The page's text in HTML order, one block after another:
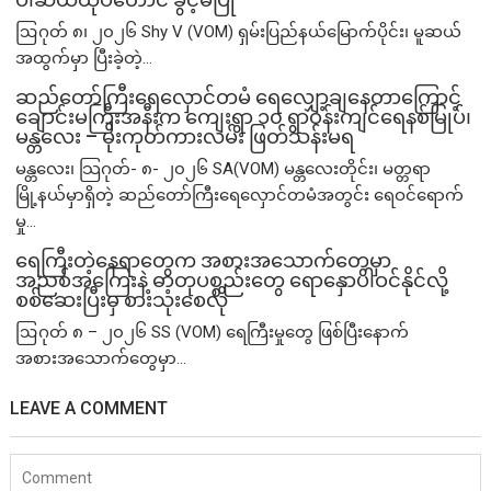
ဩဂုတ် ၈၊ ၂၀၂၆ Shy V (VOM) ရှမ်းပြည်နယ်မြောက်ပိုင်း၊ မူဆယ်
အထွက်မှာ ပြီးခဲ့တဲ့...
ဆည်တော်ကြီးရေလှောင်တမံ ရေလျှော့ချနေတာကြောင့်
ချောင်းမကြီးအနီးက ကျေးရွာ ၁၀ ရွာဝန်းကျင်ရေနစ်မြုပ်၊
မန္တလေး – မိုးကုတ်ကားလမ်း ဖြတ်သန်းမရ
မန္တလေး၊ သြဂုတ်- ၈- ၂၀၂၆ SA(VOM) မန္တလေးတိုင်း၊ မတ္တရာ
မြို့နယ်မှာရှိတဲ့ ဆည်တော်ကြီးရေလှောင်တမံအတွင်း ရေဝင်ရောက်
မှု...
ရေကြီးတဲ့​နေရာ​တွေက အစားအသောက်တွေမှာ
အညစ်အကြေးနဲ့ ဓာတုပစ္စည်းတွေ ရောနှောပါဝင်နိုင်လို့
စစ်ဆေးပြီးမှ စားသုံးစေလို
ဩဂုတ် ၈ – ၂၀၂၆ SS (VOM) ရေကြီးမှုတွေ ဖြစ်ပြီးနောက်
အစားအသောက်တွေမှာ...
LEAVE A COMMENT